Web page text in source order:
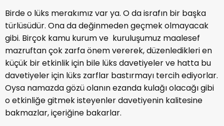
Birde o lüks merakımız var ya. O da israfın bir başka
türlüsüdür. Ona da değinmeden geçmek olmayacak
gibi. Birçok kamu kurum ve kuruluşumuz maalesef
mazruftan çok zarfa önem vererek, düzenledikleri en
küçük bir etkinlik için bile lüks davetiyeler ve hatta bu
davetiyeler için lüks zarflar bastırmayı tercih ediyorlar.
Oysa namazda gözü olanın ezanda kulağı olacağı gibi
o etkinliğe gitmek isteyenler davetiyenin kalitesine
bakmazlar, içeriğine bakarlar.